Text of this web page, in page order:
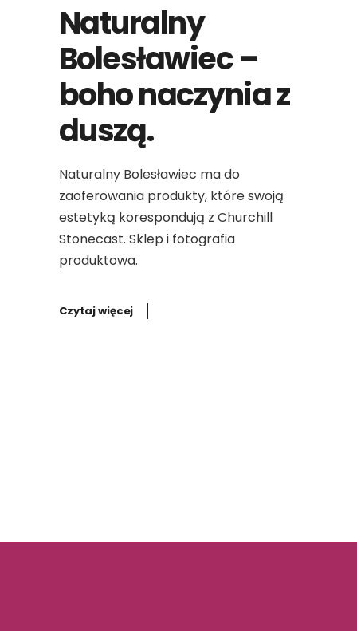
Naturalny
Bolesławiec –
boho naczynia z
duszą.
Naturalny Bolesławiec ma do
zaoferowania produkty, które swoją
estetyką korespondują z Churchill
Stonecast. Sklep i fotografia
produktowa.
Czytaj więcej